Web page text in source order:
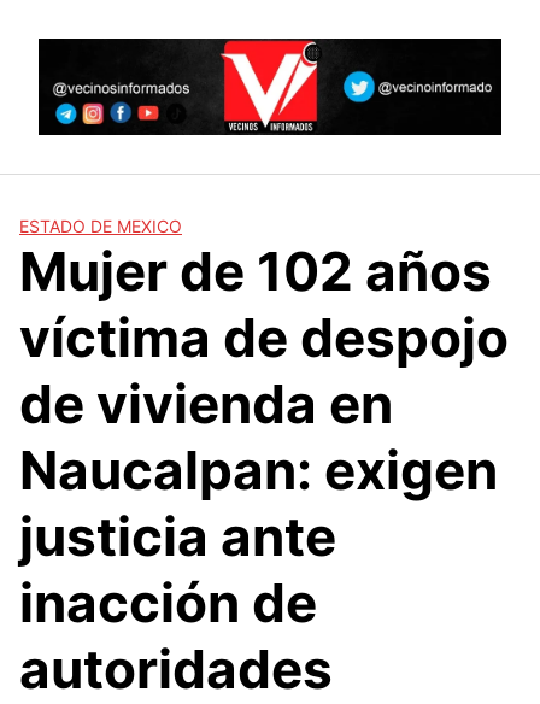
ESTADO DE MEXICO
Mujer de 102 años
víctima de despojo
de vivienda en
Naucalpan: exigen
justicia ante
inacción de
autoridades